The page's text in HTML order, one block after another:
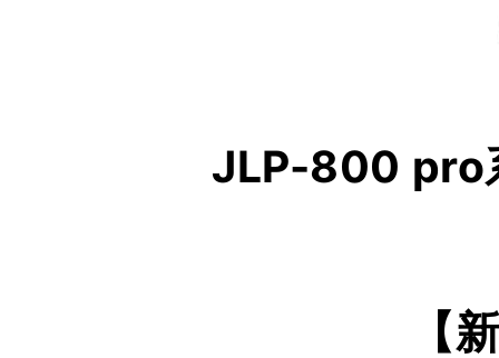
JLP-800 pro
【